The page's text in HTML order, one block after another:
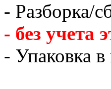
- Разборка/
- без учета
- Упаковка